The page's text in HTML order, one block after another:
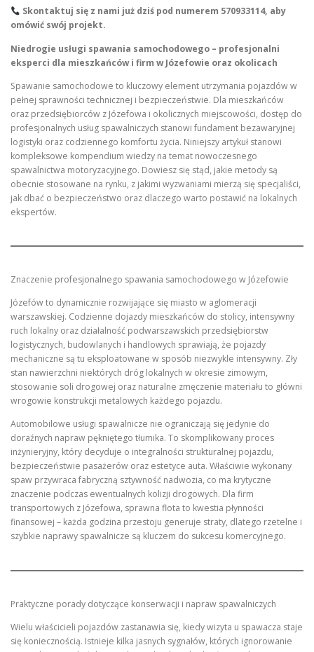
Skontaktuj się z nami już dziś pod numerem 570933114, aby
omówić swój projekt.
Niedrogie usługi spawania samochodowego – profesjonalni
eksperci dla mieszkańców i firm w Józefowie oraz okolicach
Spawanie samochodowe to kluczowy element utrzymania pojazdów w
pełnej sprawności technicznej i bezpieczeństwie. Dla mieszkańców
oraz przedsiębiorców z Józefowa i okolicznych miejscowości, dostęp do
profesjonalnych usług spawalniczych stanowi fundament bezawaryjnej
logistyki oraz codziennego komfortu życia. Niniejszy artykuł stanowi
kompleksowe kompendium wiedzy na temat nowoczesnego
spawalnictwa motoryzacyjnego. Dowiesz się stąd, jakie metody są
obecnie stosowane na rynku, z jakimi wyzwaniami mierzą się specjaliści,
jak dbać o bezpieczeństwo oraz dlaczego warto postawić na lokalnych
ekspertów.
Znaczenie profesjonalnego spawania samochodowego w Józefowie
Józefów to dynamicznie rozwijające się miasto w aglomeracji
warszawskiej. Codzienne dojazdy mieszkańców do stolicy, intensywny
ruch lokalny oraz działalność podwarszawskich przedsiębiorstw
logistycznych, budowlanych i handlowych sprawiają, że pojazdy
mechaniczne są tu eksploatowane w sposób niezwykle intensywny. Zły
stan nawierzchni niektórych dróg lokalnych w okresie zimowym,
stosowanie soli drogowej oraz naturalne zmęczenie materiału to główni
wrogowie konstrukcji metalowych każdego pojazdu.
Automobilowe usługi spawalnicze nie ograniczają się jedynie do
doraźnych napraw pękniętego tłumika. To skomplikowany proces
inżynieryjny, który decyduje o integralności strukturalnej pojazdu,
bezpieczeństwie pasażerów oraz estetyce auta. Właściwie wykonany
spaw przywraca fabryczną sztywność nadwozia, co ma krytyczne
znaczenie podczas ewentualnych kolizji drogowych. Dla firm
transportowych z Józefowa, sprawna flota to kwestia płynności
finansowej – każda godzina przestoju generuje straty, dlatego rzetelne i
szybkie naprawy spawalnicze są kluczem do sukcesu komercyjnego.
Praktyczne porady dotyczące konserwacji i napraw spawalniczych
Wielu właścicieli pojazdów zastanawia się, kiedy wizyta u spawacza staje
się koniecznością. Istnieje kilka jasnych sygnałów, których ignorowanie